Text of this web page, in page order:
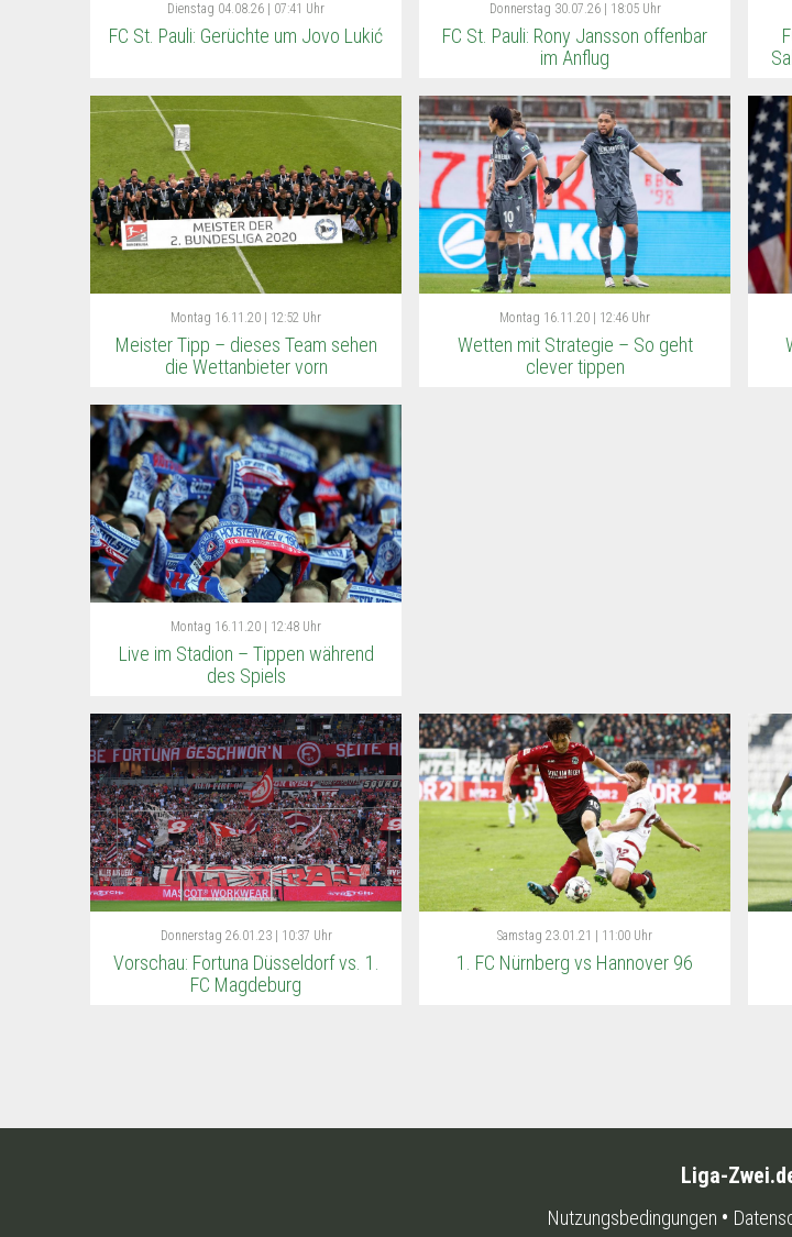
Dienstag 04.08.26 | 07:41 Uhr
FC St. Pauli: Gerüchte um Jovo Lukić
Donnerstag 30.07.26 | 18:05 Uhr
FC St. Pauli: Rony Jansson offenbar
im Anflug
Montag 16.11.20 | 12:52 Uhr
Meister Tipp – dieses Team sehen
die Wettanbieter vorn
Montag 16.11.20 | 12:46 Uhr
Wetten mit Strategie – So geht
clever tippen
Montag 16.11.20 | 12:48 Uhr
Live im Stadion – Tippen während
des Spiels
Donnerstag 26.01.23 | 10:37 Uhr
Vorschau: Fortuna Düsseldorf vs. 1.
FC Magdeburg
Samstag 23.01.21 | 11:00 Uhr
1. FC Nürnberg vs Hannover 96
Liga-
Nutzungsbedingungen